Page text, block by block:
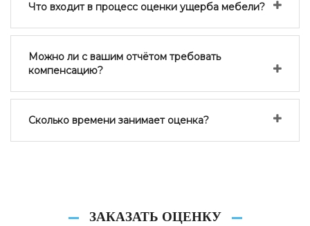
Что входит в процесс оценки ущерба мебели?
Можно ли с вашим отчётом требовать
компенсацию?
Сколько времени занимает оценка?
ЗАКАЗАТЬ ОЦЕНКУ